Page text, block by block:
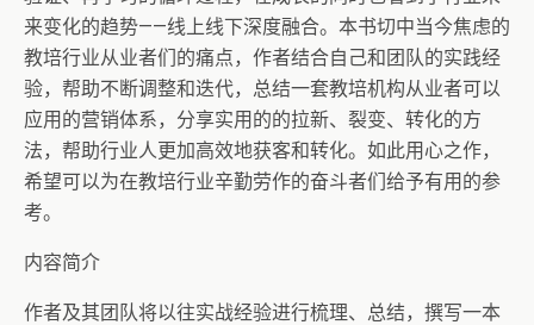
来变化的趋势——线上线下深度融合。本书切中当今焦虑的
教培行业从业者们的痛点，作者结合自己和团队的实践经
验，帮助不断调整和迭代，总结一套教培机构从业者可以
应用的营销体系，分享实用的的拉新、裂变、转化的方
法，帮助行业人更加高效地获客和转化。如此用心之作，
希望可以为在教培行业辛勤劳作的奋斗者们给予有用的参
考。
内容简介
作者及其团队将以往实战经验进行梳理、总结，撰写一本